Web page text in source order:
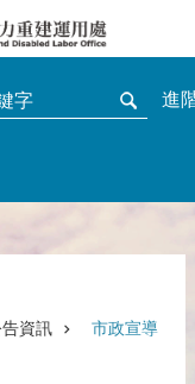
進
資訊 市政宣導